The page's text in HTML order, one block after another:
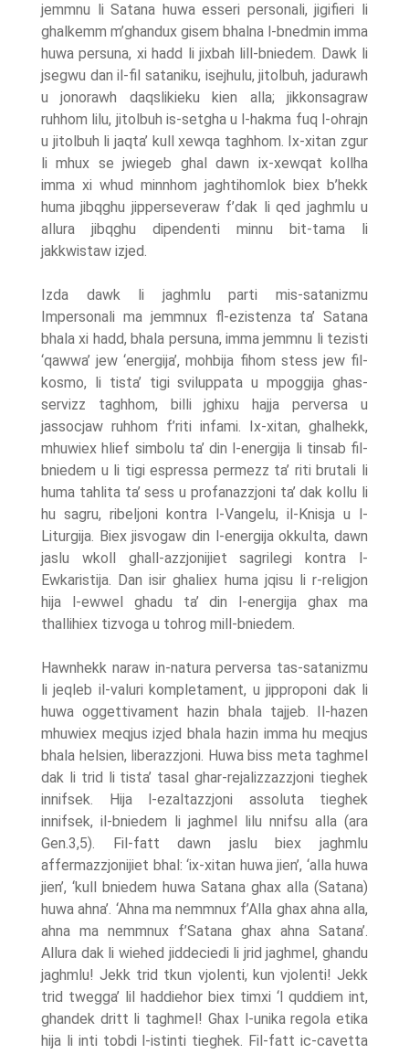
jemmnu li Satana huwa esseri personali, jigifieri li
ghalkemm m’ghandux gisem bhalna l-bnedmin imma
huwa persuna, xi hadd li jixbah lill-bniedem. Dawk li
jsegwu dan il-fil sataniku, isejhulu, jitolbuh, jadurawh
u jonorawh daqslikieku kien alla; jikkonsagraw
ruhhom lilu, jitolbuh is-setgha u l-hakma fuq l-ohrajn
u jitolbuh li jaqta’ kull xewqa taghhom. Ix-xitan zgur
li mhux se jwiegeb ghal dawn ix-xewqat kollha
imma xi whud minnhom jaghtihomlok biex b’hekk
huma jibqghu jipperseveraw f’dak li qed jaghmlu u
allura jibqghu dipendenti minnu bit-tama li
jakkwistaw izjed.
Izda dawk li jaghmlu parti mis-satanizmu
Impersonali ma jemmnux fl-ezistenza ta’ Satana
bhala xi hadd, bhala persuna, imma jemmnu li tezisti
‘qawwa’ jew ‘energija’, mohbija fihom stess jew fil-
kosmo, li tista’ tigi sviluppata u mpoggija ghas-
servizz taghhom, billi jghixu hajja perversa u
jassocjaw ruhhom f’riti infami. Ix-xitan, ghalhekk,
mhuwiex hlief simbolu ta’ din l-energija li tinsab fil-
bniedem u li tigi espressa permezz ta’ riti brutali li
huma tahlita ta’ sess u profanazzjoni ta’ dak kollu li
hu sagru, ribeljoni kontra l-Vangelu, il-Knisja u l-
Liturgija. Biex jisvogaw din l-energija okkulta, dawn
jaslu wkoll ghall-azzjonijiet sagrilegi kontra l-
Ewkaristija. Dan isir ghaliex huma jqisu li r-religjon
hija l-ewwel ghadu ta’ din l-energija ghax ma
thallihiex tizvoga u tohrog mill-bniedem.
Hawnhekk naraw in-natura perversa tas-satanizmu
li jeqleb il-valuri kompletament, u jipproponi dak li
huwa oggettivament hazin bhala tajjeb. Il-hazen
mhuwiex meqjus izjed bhala hazin imma hu meqjus
bhala helsien, liberazzjoni. Huwa biss meta taghmel
dak li trid li tista’ tasal ghar-rejalizzazzjoni tieghek
innifsek. Hija l-ezaltazzjoni assoluta tieghek
innifsek, il-bniedem li jaghmel lilu nnifsu alla (ara
Gen.3,5). Fil-fatt dawn jaslu biex jaghmlu
affermazzjonijiet bhal: ‘ix-xitan huwa jien’, ‘alla huwa
jien’, ‘kull bniedem huwa Satana ghax alla (Satana)
huwa ahna’. ‘Ahna ma nemmnux f’Alla ghax ahna alla,
ahna ma nemmnux f’Satana ghax ahna Satana’.
Allura dak li wiehed jiddeciedi li jrid jaghmel, ghandu
jaghmlu! Jekk trid tkun vjolenti, kun vjolenti! Jekk
trid twegga’ lil haddiehor biex timxi ‘l quddiem int,
ghandek dritt li taghmel! Ghax l-unika regola etika
hija li inti tobdi l-istinti tieghek. Fil-fatt ic-cavetta